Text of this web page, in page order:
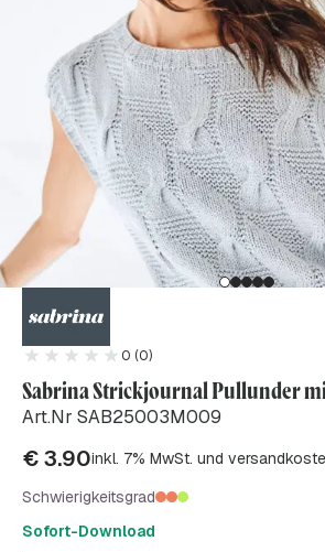
0 (0)
Sabrina Strickjournal Pullunder
Art.Nr SAB25003M009
€3.90inkl. 7% MwSt. und
Schwierigkeitsgrad
Sofort-Download